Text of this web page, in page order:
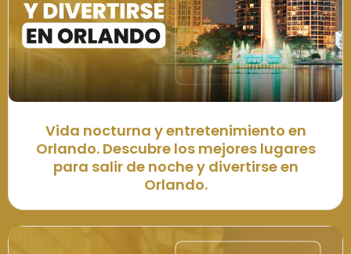
Vida nocturna y entretenimiento en
Orlando. Descubre los mejores lugares
para salir de noche y divertirse en
Orlando.